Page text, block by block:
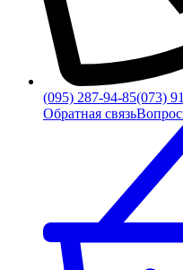
(095) 287-94-85(073)
Обратная связь